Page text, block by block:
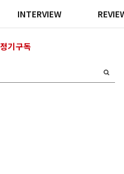
정기구독
INTERVIEW